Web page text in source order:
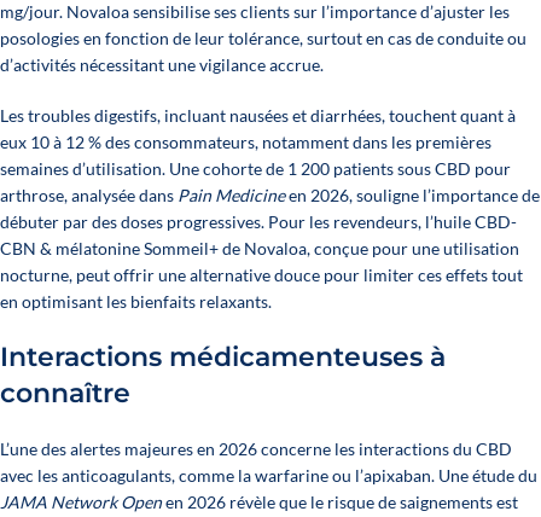
mg/jour. Novaloa sensibilise ses clients sur l’importance d’ajuster les
posologies en fonction de leur tolérance, surtout en cas de conduite ou
d’activités nécessitant une vigilance accrue.
Les troubles digestifs, incluant nausées et diarrhées, touchent quant à
eux 10 à 12 % des consommateurs, notamment dans les premières
semaines d’utilisation. Une cohorte de 1 200 patients sous CBD pour
arthrose, analysée dans Pain Medicineen 2026, souligne l’importance de
débuter par des doses progressives. Pour les revendeurs, l’huile CBD-
CBN & mélatonine Sommeil+de Novaloa, conçue pour une utilisation
nocturne, peut offrir une alternative douce pour limiter ces effets tout
en optimisant les bienfaits relaxants.
Interactions médicamenteuses à
connaître
L’une des alertes majeures en 2026 concerne les interactions du CBD
avec les anticoagulants, comme la warfarine ou l’apixaban. Une étude du
JAMA Network Openen 2026 révèle que le risque de saignements est